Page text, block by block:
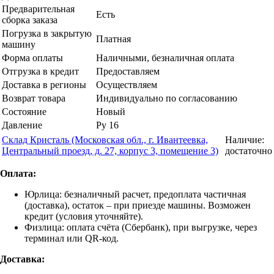
Предварительная
сборка заказа
Есть
Погрузка в закрытую
машину
Платная
Форма оплаты
Наличными, безналичная оплата
Отгрузка в кредит
Предоставляем
Доставка в регионы
Осуществляем
Возврат товара
Индивидуально по согласованию
Состояние
Новый
Давление
Ру 16
Склад Кристаль (Московская обл., г. Ивантеевка,
Центральный проезд, д. 27, корпус 3, помещение 3)
Наличие:
достаточно
Оплата:
Юрлица: безналичный расчет, предоплата частичная
(доставка), остаток – при приезде машины. Возможен
кредит (условия уточняйте).
Физлица: оплата счёта (Сбербанк), при выгрузке, через
терминал или QR-код.
Доставка: